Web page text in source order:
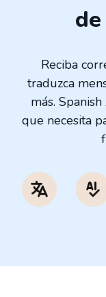
Reciba
traduzca
más.
que necesita